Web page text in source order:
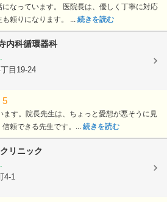
なっています。 医院長は、優しく丁寧に対応
頼りになります。 ... 続きを読む
内科循環器科
目19-24
5
ます。院長先生は、ちょっと愛想が悪そうに見
頼できる先生です。... 続きを読む
リニック
4-1